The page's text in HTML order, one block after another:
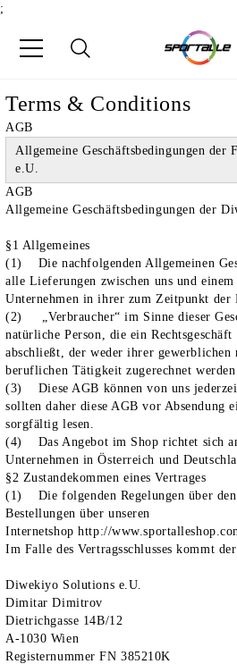
;
Terms & Conditions
AGB
Allgemeine Geschäftsbedingungen
e.U.
AGB
Allgemeine Geschäftsbedingungen der
§1 Allgemeines
(1) Die nachfolgenden Allgemeinen
alle Lieferungen zwischen uns und
Unternehmen in ihrer zum Zeitpunkt der
(2) „Verbraucher“ im Sinne dieser
natürliche Person, die ein Rechtsgeschäft
abschließt, der weder ihrer gewerblichen
beruflichen Tätigkeit zugerechnet werden
(3) Diese AGB können von uns
sollten daher diese AGB vor Absendung
sorgfältig lesen.
(4) Das Angebot im Shop richtet sich
Unternehmen in Österreich und
§2 Zustandekommen eines Vertrages
(1) Die folgenden Regelungen über den
Bestellungen über unseren
Internetshop http://
Im Falle des Vertragsschlusses kommt
Diwekiyo Solutions e.U.
Dimitar Dimitrov
Dietrichgasse 14B/12
A-1030 Wien
Registernummer FN 385210K